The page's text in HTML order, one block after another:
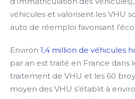
véhicules et valorisent les VHU
auto de réemploi favorisant
Environ 1,4 million de véhicules
par an est traité en France dans
traitement de VHU et les 60
moyen des VHU s’établit à